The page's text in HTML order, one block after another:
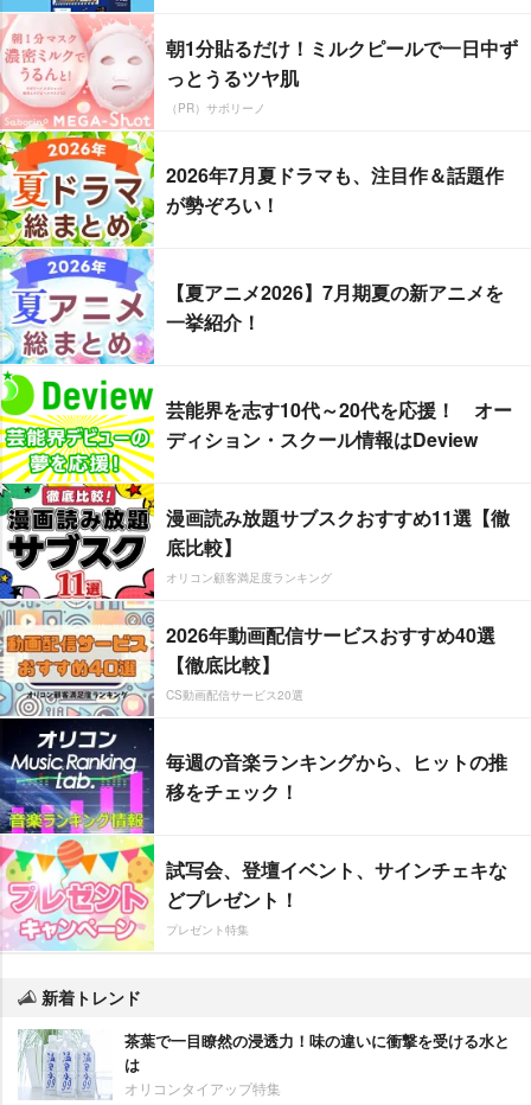
朝1分貼るだけ！ミルクピールで一日中ず
っとうるツヤ肌
（PR）サボリーノ
2026年7月夏ドラマも、注目作＆話題作
が勢ぞろい！
【夏アニメ2026】7月期夏の新アニメを
一挙紹介！
芸能界を志す10代～20代を応援！ オー
ディション・スクール情報はDeview
漫画読み放題サブスクおすすめ11選【徹
底比較】
オリコン顧客満足度ランキング
2026年動画配信サービスおすすめ40選
【徹底比較】
CS動画配信サービス20選
毎週の音楽ランキングから、ヒットの推
移をチェック！
試写会、登壇イベント、サインチェキな
どプレゼント！
プレゼント特集
新着トレンド
茶葉で一目瞭然の浸透力！味の違いに衝撃を受ける水と
は
オリコンタイアップ特集